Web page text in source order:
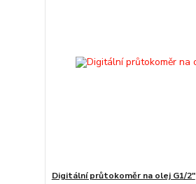
Digitální průtokoměr na olej G1/2"